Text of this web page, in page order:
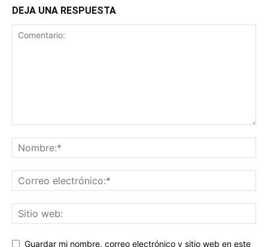
DEJA UNA RESPUESTA
Guardar mi nombre, correo electrónico y sitio web en este